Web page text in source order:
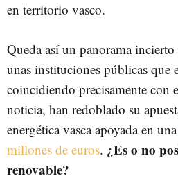
en territorio vasco.
Queda así un panorama
unas instituciones públicas que
coincidiendo precisamente con
noticia, han redoblado su
energética vasca apoyada en una
millones de euros. ¿Es o no
renovable?